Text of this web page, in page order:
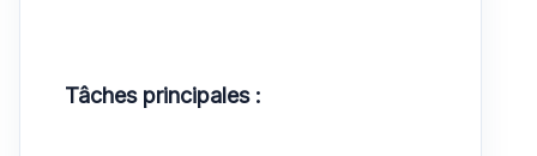
Tâches principales :